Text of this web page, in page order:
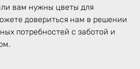
вам нужны цветы для
довериться нам в решении
потребностей с заботой и